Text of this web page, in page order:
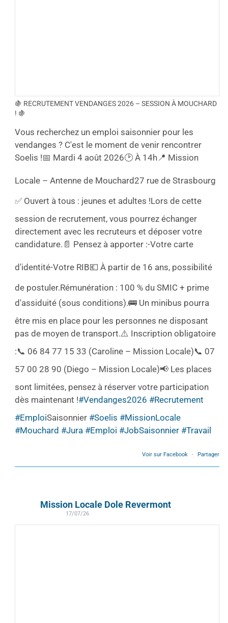
🍇 RECRUTEMENT VENDANGES 2026 – SESSION À MOUCHARD
! 🍇
Vous recherchez un emploi saisonnier pour les
vendanges ? C'est le moment de venir rencontrer
Soelis !📅 Mardi 4 août 2026🕑 À 14h 📍 Mission
Locale – Antenne de Mouchard27 rue de Strasbourg
✅ Ouvert à tous : jeunes et adultes !Lors de cette
session de recrutement, vous pourrez échanger
directement avec les recruteurs et déposer votre
candidature. 📄 Pensez à apporter :-Votre carte
d'identité-Votre RIB💶 À partir de 16 ans, possibilité
de postuler.Rémunération : 100 % du SMIC + prime
d'assiduité (sous conditions).🚌 Un minibus pourra
être mis en place pour les personnes ne disposant
pas de moyen de transport.⚠️ Inscription obligatoire
:📞 06 84 77 15 33 (Caroline – Mission Locale)📞 07
57 00 28 90 (Diego – Mission Locale)📢 Les places
sont limitées, pensez à réserver votre participation
dès maintenant !#Vendanges2026 #Recrutement
#EmploiSaisonnier #Soelis #MissionLocale
#Mouchard #Jura #Emploi #JobSaisonnier #Travail
Voir sur Facebook · Partager
Mission Locale Dole Revermont
17/07/26